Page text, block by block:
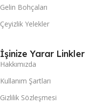
Gelin Bohçaları
Çeyizlik Yelekler
İşinize Yarar Linkler
Hakkımızda
Kullanım Şartları
Gizlilik Sözleşmesi